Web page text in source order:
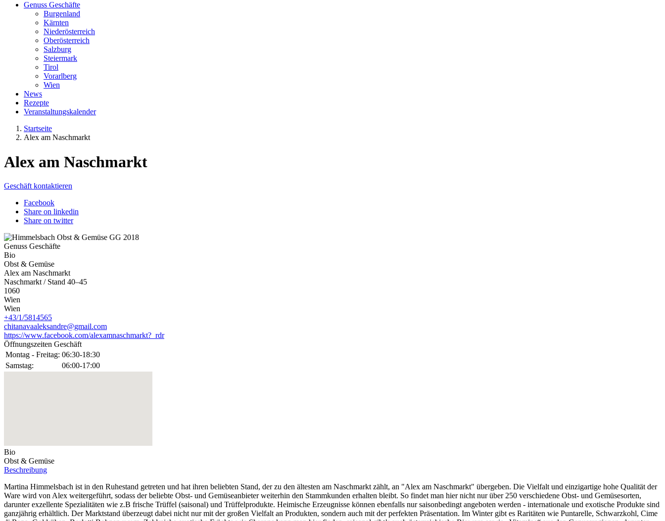
Genuss Geschäfte
Burgenland
Kärnten
Niederösterreich
Oberösterreich
Salzburg
Steiermark
Tirol
Vorarlberg
Wien
News
Rezepte
Veranstaltungskalender
Startseite
Alex am Naschmarkt
Alex am Naschmarkt
Geschäft kontaktieren
Facebook
Share on linkedin
Share on twitter
Genuss Geschäfte
Bio
Obst & Gemüse
Alex am Naschmarkt
Naschmarkt / Stand 40–45
1060
Wien
Wien
+43/1/5814565
chitanavaaleksandre@gmail.com
https://www.facebook.com/alexamnaschmarkt?_rdr
Öffnungszeiten Geschäft
Montag - Freitag: 06:30-18:30
Samstag:
06:00-17:00
Bio
Obst & Gemüse
Beschreibung
Martina Himmelsbach ist in den Ruhestand getreten und hat ihren beliebten Stand, der zu den ältesten am Naschmarkt zählt, an "Alex am Naschmarkt" übergeben. Die Vielfalt und einzigartige hohe Qualität der
Ware wird von Alex weitergeführt, sodass der beliebte Obst- und Gemüseanbieter weiterhin den Stammkunden erhalten bleibt. So findet man hier nicht nur über 250 verschiedene Obst- und Gemüsesorten,
darunter exzellente Spezialitäten wie z.B frische Trüffel (saisonal) und Trüffelprodukte. Heimische Erzeugnisse können ebenfalls nur saisonbedingt angeboten werden - internationale und exotische Produkte sind
ganzjährig erhältlich. Der Marktstand überzeugt dabei nicht nur mit der großen Vielfalt an Produkten, sondern auch mit der perfekten Präsentation. Im Winter gibt es Raritäten wie Puntarelle, Schwarzkohl, Cime